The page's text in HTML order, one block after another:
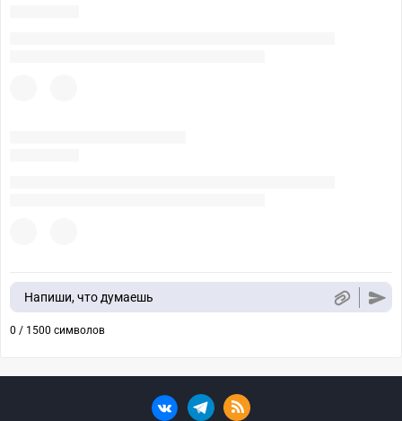
Напиши, что думаешь
0 / 1500 символов